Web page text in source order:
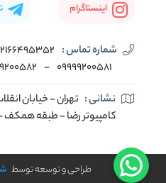
اینستاگرام
شماره تماس :
09999200581
-
نشانی : تهران - خیابان
کامپیوتر رضا - طبقه همکف -
طراحی و توسعه توسط